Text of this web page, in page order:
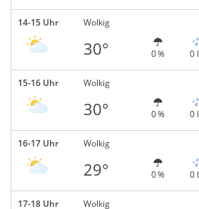
14-15 Uhr Wolkig
30° 0 % 0
15-16 Uhr Wolkig
30° 0 % 0
16-17 Uhr Wolkig
29° 0 % 0
17-18 Uhr Wolkig